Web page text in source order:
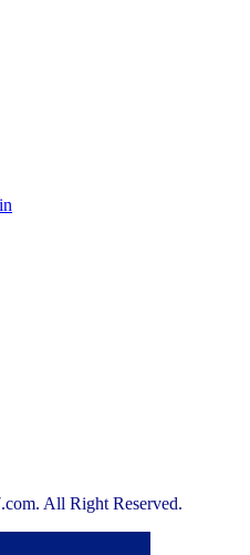
All Right Reserved.